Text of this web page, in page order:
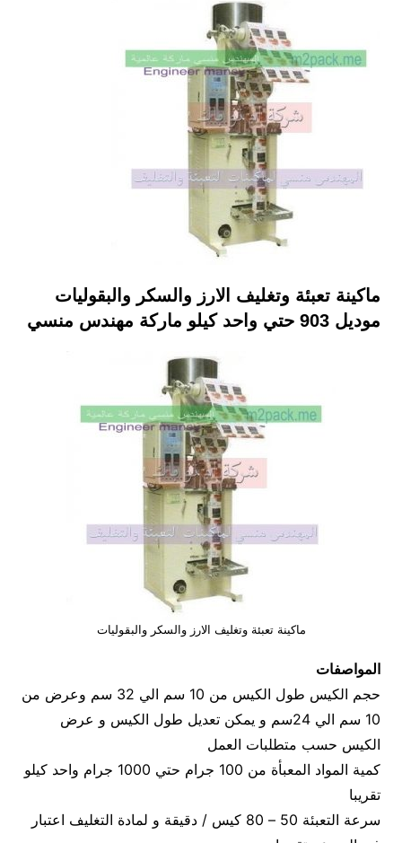
ماكينة تعبئة وتغليف الارز والسكر والبقوليات
موديل 903 حتي واحد كيلو ماركة مهندس منسي
ماكينة تعبئة وتغليف الارز والسكر والبقوليات
المواصفات
حجم الكيس طول الكيس من 10 سم الي 32 سم وعرض من
10 سم الي 24سم و يمكن تعديل طول الكيس و عرض
الكيس حسب متطلبات العمل
كمية المواد المعبأة من 100 جرام حتي 1000 جرام واحد كيلو
تقريبا
سرعة التعبئة 50 – 80 كيس / دقيقة و لمادة التغليف اعتبار